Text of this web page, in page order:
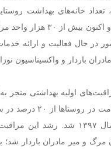
واحد رسید و اکنون بیش
در حال فعالیت و ارائه خدمات
باردار و واکسیناسیون
اولیه بهداشتی منجر
درصد در سال ۱۳۹۷ شد. رشد
مرگ و میر مادران باردار